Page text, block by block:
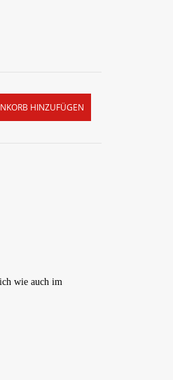
HINZUFÜGEN
wie auch im